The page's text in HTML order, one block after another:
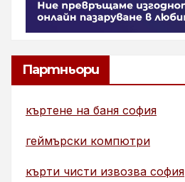
Партньори
къртене на баня софия
геймърски компютри
кърти чисти извозва софия